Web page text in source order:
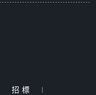
招標
|